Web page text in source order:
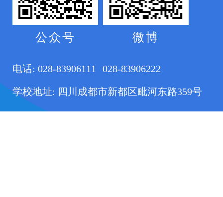
公众号 微博
电话: 028-83906111 028-83906222
学校地址: 四川成都市新都区毗河东路359号